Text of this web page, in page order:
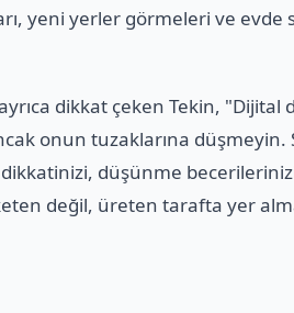
yeni yerler görmeleri ve evde
dikkat çeken Tekin, "Dijital
onun tuzaklarına
dikkatinizi, düşünme
değil, üreten tarafta yer